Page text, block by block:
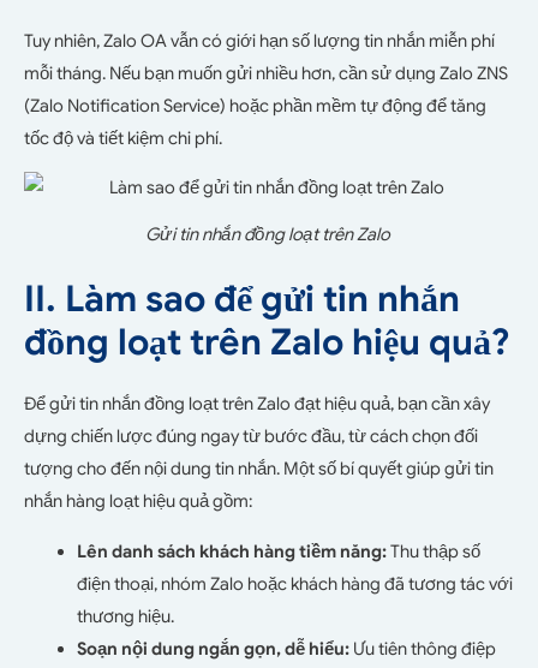
Tuy nhiên, Zalo OA vẫn có giới hạn số lượng tin nhắn miễn phí
mỗi tháng. Nếu bạn muốn gửi nhiều hơn, cần sử dụng Zalo ZNS
(Zalo Notification Service) hoặc phần mềm tự động để tăng
tốc độ và tiết kiệm chi phí.
Gửi tin nhắn đồng loạt trên Zalo
II. Làm sao để gửi tin nhắn
đồng loạt trên Zalo hiệu quả?
Để gửi tin nhắn đồng loạt trên Zalo đạt hiệu quả, bạn cần xây
dựng chiến lược đúng ngay từ bước đầu, từ cách chọn đối
tượng cho đến nội dung tin nhắn. Một số bí quyết giúp gửi tin
nhắn hàng loạt hiệu quả gồm:
Lên danh sách khách hàng tiềm năng:Thu thập số
điện thoại, nhóm Zalo hoặc khách hàng đã tương tác với
thương hiệu.
Soạn nội dung ngắn gọn, dễ hiểu:Ưu tiên thông điệp